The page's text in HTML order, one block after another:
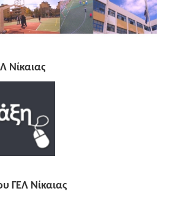
Νίκαιας
ΓΕΛ Νίκαιας